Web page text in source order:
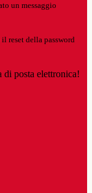
un messaggio
reset della password
di posta elettronica!